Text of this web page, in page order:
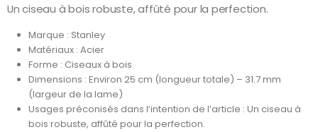
Un ciseau à bois robuste, affûté pour la perfection.
Marque : Stanley
Matériaux : Acier
Forme : Ciseaux à bois
Dimensions : Environ 25 cm (longueur totale) – 31.7 mm
(largeur de la lame)
Usages préconisés dans l’intention de l’article : Un ciseau à
bois robuste, affûté pour la perfection.